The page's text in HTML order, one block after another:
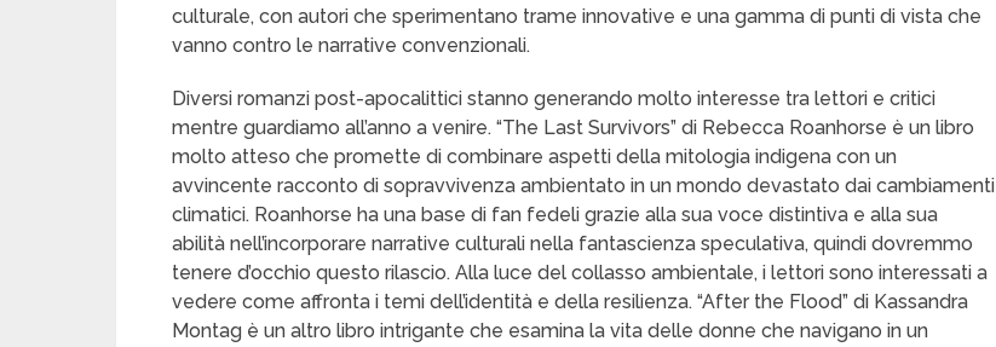
culturale, con autori che sperimentano trame innovative e una gamma di punti di vista che
vanno contro le narrative convenzionali.
Diversi romanzi post-apocalittici stanno generando molto interesse tra lettori e critici
mentre guardiamo all’anno a venire. “The Last Survivors” di Rebecca Roanhorse è un libro
molto atteso che promette di combinare aspetti della mitologia indigena con un
avvincente racconto di sopravvivenza ambientato in un mondo devastato dai cambiamenti
climatici. Roanhorse ha una base di fan fedeli grazie alla sua voce distintiva e alla sua
abilità nell’incorporare narrative culturali nella fantascienza speculativa, quindi dovremmo
tenere d’occhio questo rilascio. Alla luce del collasso ambientale, i lettori sono interessati a
vedere come affronta i temi dell’identità e della resilienza. “After the Flood” di Kassandra
Montag è un altro libro intrigante che esamina la vita delle donne che navigano in un